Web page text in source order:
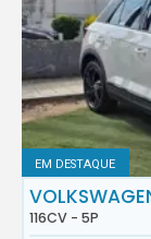
EM DESTAQUE
116CV - 5P